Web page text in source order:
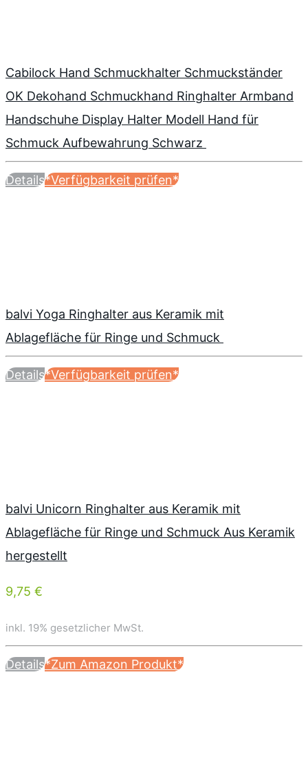
Cabilock Hand Schmuckhalter Schmuckständer
OK Dekohand Schmuckhand Ringhalter Armband
Handschuhe Display Halter Modell Hand für
Schmuck Aufbewahrung Schwarz
Details*Verfügbarkeit prüfen*
balvi Yoga Ringhalter aus Keramik mit
Ablagefläche für Ringe und Schmuck
Details*Verfügbarkeit prüfen*
balvi Unicorn Ringhalter aus Keramik mit
Ablagefläche für Ringe und Schmuck Aus Keramik
hergestellt
9,75 €
inkl. 19% gesetzlicher MwSt.
Details*Zum Amazon Produkt*